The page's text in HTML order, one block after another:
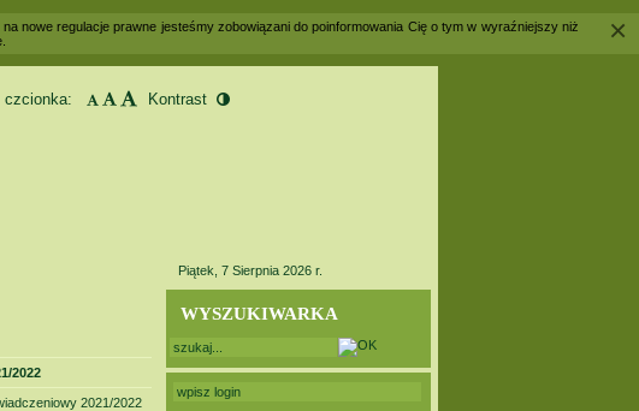
nowe regulacje prawne jesteśmy zobowiązani do poinformowania Cię o tym w wyraźniejszy niż
×
2022
2021/2022
Piątek, 7 Sierpnia 2026 r.
WYSZUKIWARKA